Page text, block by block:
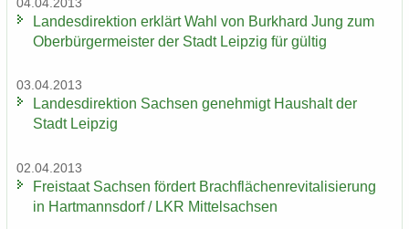
04.04.2013
Lan­des­di­rek­ti­on er­klärt Wahl von Burk­hard Jung zum
Ober­bür­ger­meis­ter der Stadt Leip­zig für gül­tig
03.04.2013
Lan­des­di­rek­ti­on Sach­sen ge­neh­migt Haus­halt der
Stadt Leip­zig
02.04.2013
Frei­staat Sach­sen för­dert Brach­flä­chen­re­vi­ta­li­sie­rung
in Hart­manns­dorf / LKR Mit­tel­sach­sen